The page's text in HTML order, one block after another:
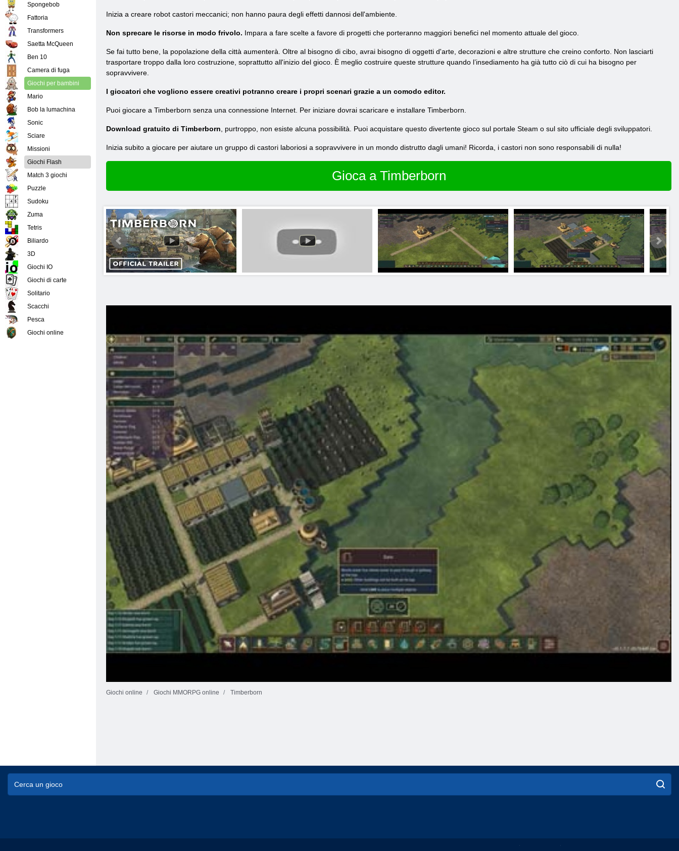
Inizia a creare robot castori meccanici; non hanno paura degli effetti dannosi dell'ambiente.
Non sprecare le risorse in modo frivolo. Impara a fare scelte a favore di progetti che porteranno maggiori benefici nel momento attuale del gioco.
Se fai tutto bene, la popolazione della città aumenterà. Oltre al bisogno di cibo, avrai bisogno di oggetti d'arte, decorazioni e altre strutture che creino conforto. Non lasciarti
trasportare troppo dalla loro costruzione, soprattutto all'inizio del gioco. È meglio costruire queste strutture quando l’insediamento ha già tutto ciò di cui ha bisogno per
sopravvivere.
I giocatori che vogliono essere creativi potranno creare i propri scenari grazie a un comodo editor.
Puoi giocare a Timberborn senza una connessione Internet. Per iniziare dovrai scaricare e installare Timberborn.
Download gratuito di Timberborn , purtroppo, non esiste alcuna possibilità. Puoi acquistare questo divertente gioco sul portale Steam o sul sito ufficiale degli sviluppatori.
Inizia subito a giocare per aiutare un gruppo di castori laboriosi a sopravvivere in un mondo distrutto dagli umani! Ricorda, i castori non sono responsabili di nulla!
Gioca a Timberborn
Giochi online Giochi MMORPG online Timberborn
Spongebob
Fattoria
Transformers
Saetta McQueen
Ben 10
Camera di fuga
Giochi per bambini
Mario
Bob la lumachina
Sonic
Sciare
Missioni
Giochi Flash
Match 3 giochi
Puzzle
Sudoku
Zuma
Tetris
Biliardo
3D
Giochi IO
Giochi di carte
Solitario
Scacchi
Pesca
Giochi online